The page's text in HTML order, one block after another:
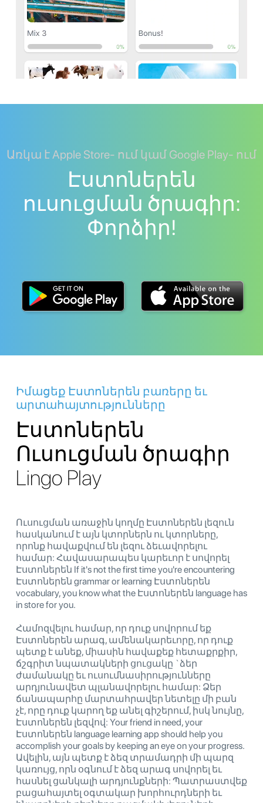
Առկա է Apple Store- ում կամ Google Play- ում
Էստոներեն
ուսուցման ծրագիր:
Փորձիր!
Իմացեք Էստոներեն բառերը եւ
արտահայտությունները
Էստոներեն
Ուսուցման ծրագիր
Lingo Play
Ուսուցման առաջին կողմը Էստոներեն լեզուն
հասկանում է այն կտորներն ու կտորները,
որոնք հավաքվում են լեզու ձեւավորելու
համար: Հավասարապես կարեւոր է սովորել
Էստոներեն If it's not the first time you're encountering
Էստոներեն grammar or learning Էստոներեն
vocabulary, you know what the Էստոներեն language has
in store for you.
Համոզվելու համար, որ դուք սովորում եք
Էստոներեն արագ, ամենակարեւորը, որ դուք
պետք է անեք, միասին հավաքեք հետաքրքիր,
ճշգրիտ նպատակների ցուցակը `ձեր
ժամանակը եւ ուսումնասիրությունները
արդյունավետ պլանավորելու համար: Ձեր
ճանապարհը մարտահրավեր նետելը մի բան
չէ, որը դուք կարող եք անել գիշերում, իսկ նույնը,
Էստոներեն լեզվով: Your friend in need, your
Էստոներեն language learning app should help you
accomplish your goals by keeping an eye on your progress.
Ավելին, այն պետք է ձեզ տրամադրի մի պարզ
կառույց, որն օգնում է ձեզ արագ սովորել եւ
հասնել ցանկալի արդյունքների: Պատրաստվեք
բացահայտել օգտակար խորհուրդների եւ